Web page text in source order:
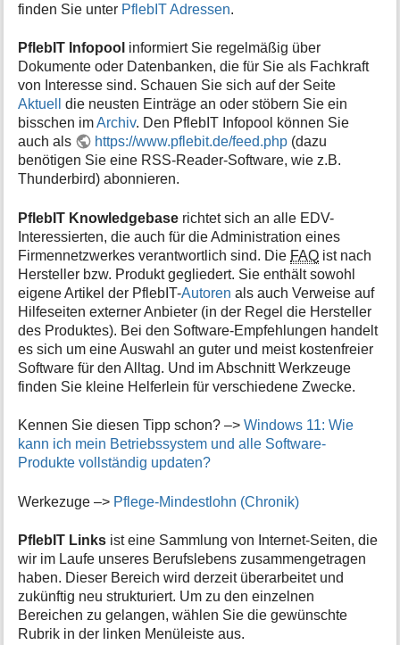
finden Sie unter PflebIT Adressen.
PflebIT Infopool informiert Sie regelmäßig über
Dokumente oder Datenbanken, die für Sie als Fachkraft
von Interesse sind. Schauen Sie sich auf der Seite
Aktuell
die neusten Einträge an oder stöbern Sie ein
bisschen imArchiv. Den PflebIT Infopool können Sie
auch als
https://www.pflebit.de/feed.php (dazu
benötigen Sie eine RSS-Reader-Software, wie z.B.
Thunderbird) abonnieren.
PflebIT Knowledgebase richtet sich an alle EDV-
Interessierten, die auch für die Administration eines
Firmennetzwerkes verantwortlich sind. Die FAQ ist nach
Hersteller bzw. Produkt gegliedert. Sie enthält sowohl
eigene Artikel der PflebIT-Autoren als auch Verweise auf
Hilfeseiten externer Anbieter (in der Regel die Hersteller
des Produktes). Bei den Software-Empfehlungen handelt
es sich um eine Auswahl an guter und meist kostenfreier
Software für den Alltag. Und im Abschnitt Werkzeuge
finden Sie kleine Helferlein für verschiedene Zwecke.
Kennen Sie diesen Tipp schon? –>Windows 11: Wie
kann ich mein Betriebssystem und alle Software-
Produkte vollständig updaten?
Werkezuge –> Pflege-Mindestlohn (Chronik)
PflebIT Links ist eine Sammlung von Internet-Seiten, die
wir im Laufe unseres Berufslebens zusammengetragen
haben. Dieser Bereich wird derzeit überarbeitet und
zukünftig neu strukturiert. Um zu den einzelnen
Bereichen zu gelangen, wählen Sie die gewünschte
Rubrik in der linken Menüleiste aus.